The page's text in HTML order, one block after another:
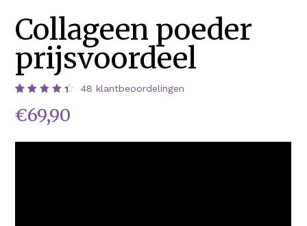
Collageen poeder
prijsvoordeel
4.44
op 5
48 klantbeoordelingen
€69,90